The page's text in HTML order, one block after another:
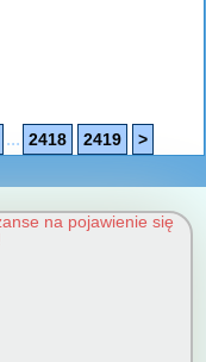
... 2418 2419 >
na pojawienie się